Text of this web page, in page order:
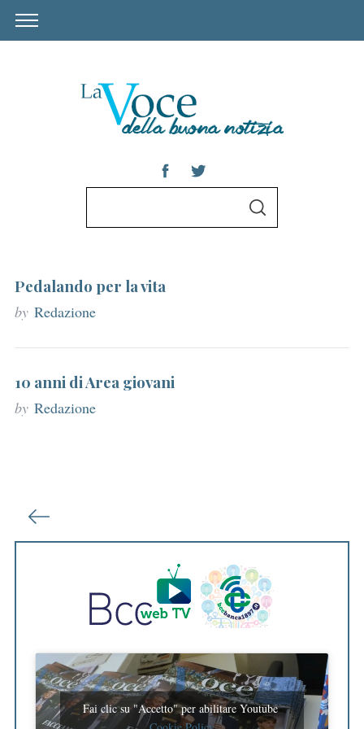
c
h
r
:
S
Pedalando per la vita
by Redazione
10 anni di Area giovani
by Redazione
g
Fai clic su "Accetto" per abilitare Youtube